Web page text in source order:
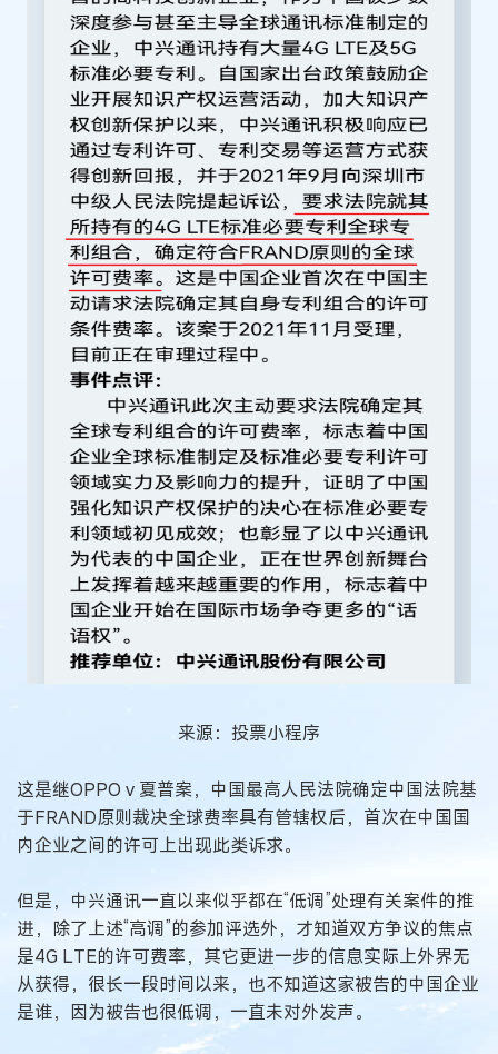
来源：投票小程序
这是继OPPO v 夏普案，中国最高人民法院确定中国法院基
于FRAND原则裁决全球费率具有管辖权后，首次在中国国
内企业之间的许可上出现此类诉求。
但是，中兴通讯一直以来似乎都在“低调”处理有关案件的推
进，除了上述“高调”的参加评选外，才知道双方争议的焦点
是4G LTE的许可费率，其它更进一步的信息实际上外界无
从获得，很长一段时间以来，也不知道这家被告的中国企业
是谁，因为被告也很低调，一直未对外发声。